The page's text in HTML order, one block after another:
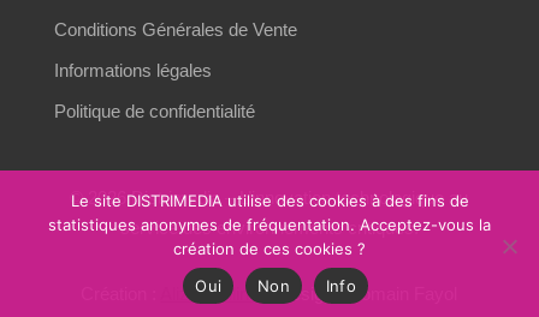
Conditions Générales de Vente
Informations légales
Politique de confidentialité
© 2026 Distrimedia – L’innovation technologique au
service des environnements critiques.
Alizés online– Design : Romain Fayol
Le site DISTRIMEDIA utilise des cookies à des fins de
statistiques anonymes de fréquentation. Acceptez-vous la
création de ces cookies ?
Oui
Non Info